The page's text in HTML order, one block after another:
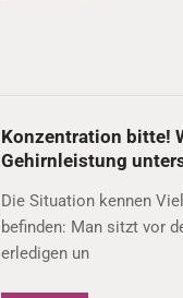
Konzentration bitte!
Gehirnleistung
Die Situation kennen
befinden: Man sitzt vor
erledigen un